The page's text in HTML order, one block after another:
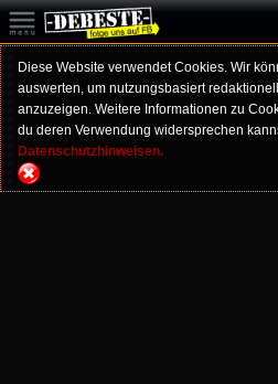
Diese Website verwendet Cookies. Wir
auswerten, um nutzungsbasiert
anzuzeigen. Weitere Informationen zu
du deren Verwendung widersprechen
Datenschutzhinweisen.